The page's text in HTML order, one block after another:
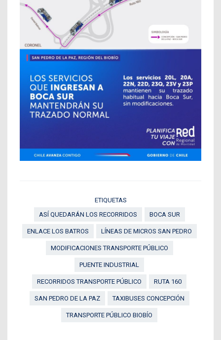
ETIQUETAS
ASÍ QUEDARÁN LOS RECORRIDOS
BOCA SUR
ENLACE LOS BATROS LÍNEAS DE MICROS SAN PEDRO
MODIFICACIONES TRANSPORTE PÚBLICO
PUENTE INDUSTRIAL
RECORRIDOS TRANSPORTE PÚBLICO RUTA 160
SAN PEDRO DE LA PAZ TAXIBUSES CONCEPCIÓN
TRANSPORTE PÚBLICO BIOBÍO